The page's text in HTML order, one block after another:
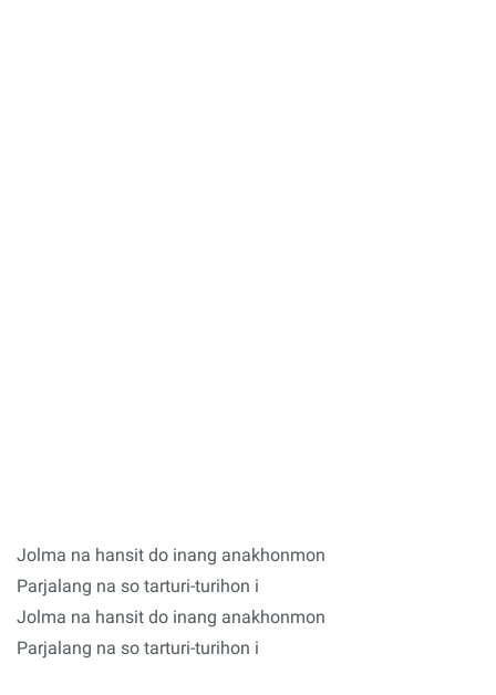
Jolma na hansit do inang anakhonmon
Parjalang na so tarturi-turihon i
Jolma na hansit do inang anakhonmon
Parjalang na so tarturi-turihon i